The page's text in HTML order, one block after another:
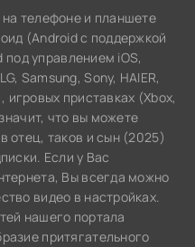
телефоне и планшете
(Android с поддержкой
под управлением iOS,
Samsung, Sony, HAIER,
игровых приставках (Xbox,
что вы можете
отец, таков и сын (2025)
Если у Вас
Вы всегда можно
видео в настройках.
нашего портала
притягательного